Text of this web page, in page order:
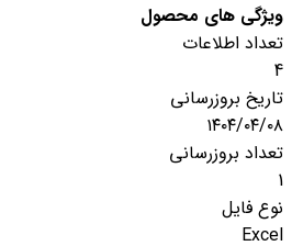
ویژگی های محصول
تعداد اطلاعات
4
تاریخ بروزرسانی
۱۴۰۴/۰۴/۰۸
تعداد بروزرسانی
1
نوع فایل
Excel